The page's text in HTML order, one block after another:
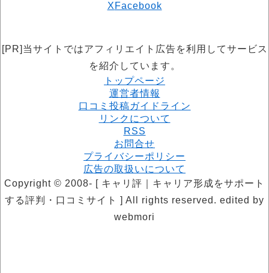
X Facebook
[PR]当サイトではアフィリエイト広告を利用してサービス
を紹介しています。
トップページ
運営者情報
口コミ投稿ガイドライン
リンクについて
RSS
お問合せ
プライバシーポリシー
広告の取扱いについて
Copyright © 2008- [ キャリ評｜キャリア形成をサポート
する評判・口コミサイト ] All rights reserved. edited by
webmori